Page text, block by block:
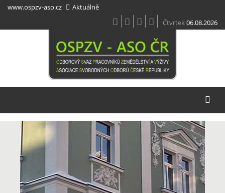
Přejít
obsahu
www.ospzv-aso.cz
Aktuálně
Čtvrtek06.08.2026